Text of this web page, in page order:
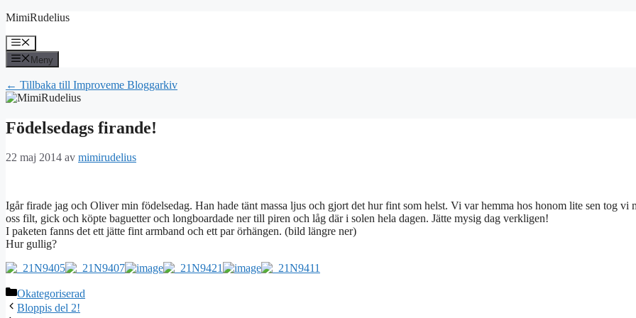
Hoppa
innehåll
MimiRudelius
Meny
Meny
← Tillbaka till Improveme Bloggarkiv
Födelsedags firande!
22 maj 2014 av mimirudelius
Igår firade jag och Oliver min födelsedag. Han hade tänt massa ljus och gjort det hur fint som helst. Vi var hemma hos honom lite sen tog vi
oss filt, gick och köpte baguetter och longboardade ner till piren och låg där i solen hela dagen. Jätte mysig dag verkligen!
I paketen fanns det ett jätte fint armband och ett par örhängen. (bild längre ner)
Hur gullig?
Kategorier
Okategoriserad
Bloppis del 2!